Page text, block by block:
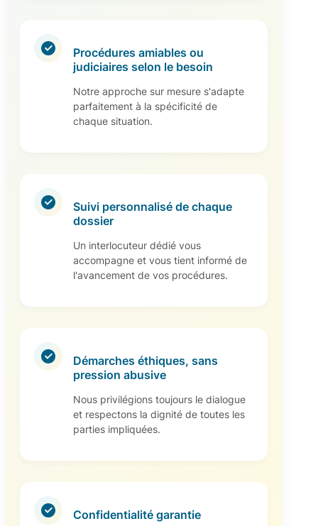
Procédures amiables ou
judiciaires selon le besoin
Notre approche sur mesure s'adapte
parfaitement à la spécificité de
chaque situation.
Suivi personnalisé de chaque
dossier
Un interlocuteur dédié vous
accompagne et vous tient informé de
l'avancement de vos procédures.
Démarches éthiques, sans
pression abusive
Nous privilégions toujours le dialogue
et respectons la dignité de toutes les
parties impliquées.
Confidentialité garantie